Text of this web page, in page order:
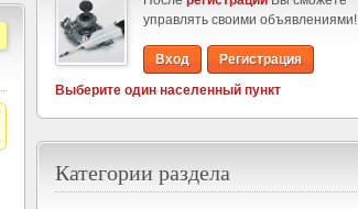
управлять своими объявлениями!
Вход
Регистрация
Выберите один населенный пункт
Категории раздела